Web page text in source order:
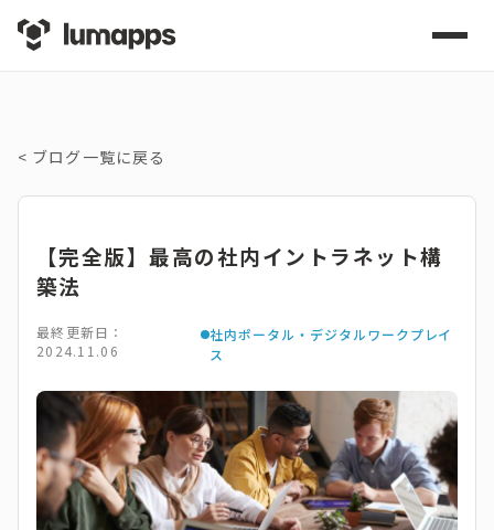
< ブログ一覧に戻る
【完全版】最高の社内イントラネット構
築法
最終更新日：
2024.11.06
社内ポータル・デジタルワークプレイ
ス